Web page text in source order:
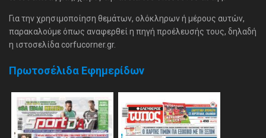
Για την χρησιμοποίηση θεμάτων, ολόκληρων ή μέρους αυτών,
παρακαλούμε όπως αναφερθεί η πηγή προέλευσής τους, δηλαδή
η ιστοσελίδα corfucorner.gr.
Πρωτοσέλιδα Εφημερίδων